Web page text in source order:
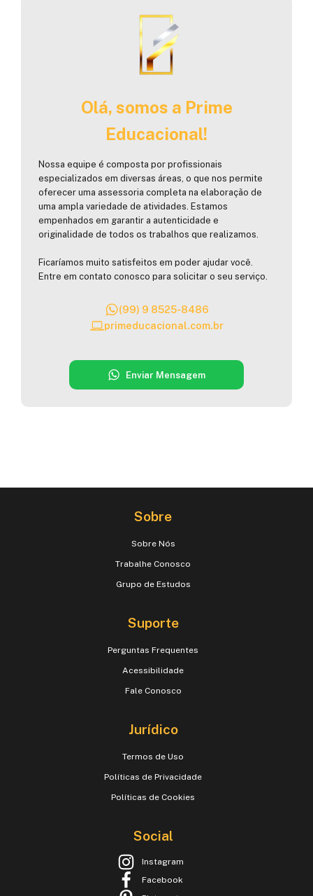
Olá, somos a Prime
Educacional!
Nossa equipe é composta por profissionais
especializados em diversas áreas, o que nos permite
oferecer uma assessoria completa na elaboração de
uma ampla variedade de atividades. Estamos
empenhados em garantir a autenticidade e
originalidade de todos os trabalhos que realizamos.
Ficaríamos muito satisfeitos em poder ajudar você.
Entre em contato conosco para solicitar o seu serviço.
(99) 9 8525-8486
primeducacional.com.br
Enviar Mensagem
Sobre
Sobre Nós
Trabalhe Conosco
Grupo de Estudos
Suporte
Perguntas Frequentes
Acessibilidade
Fale Conosco
Jurídico
Termos de Uso
Políticas de Privacidade
Políticas de Cookies
Social
Instagram
Facebook